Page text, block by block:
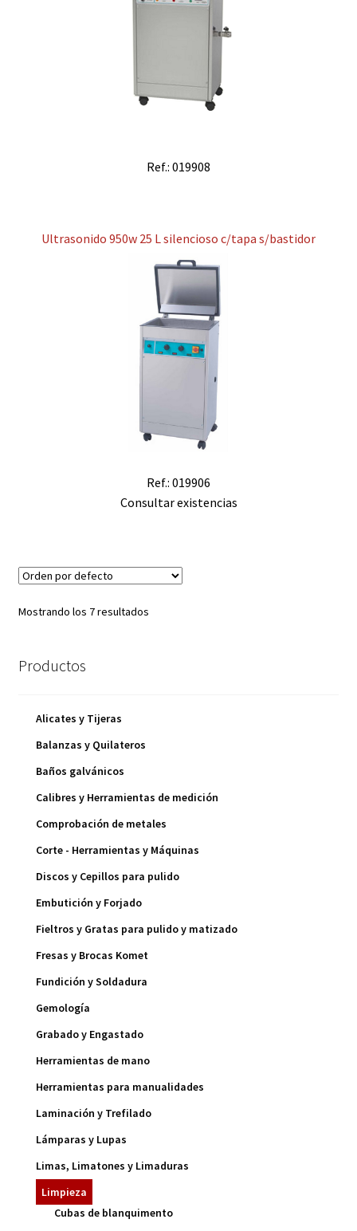
Ref.: 019908
Ultrasonido 950w 25 L silencioso c/tapa s/bastidor
Ref.: 019906
Consultar existencias
Mostrando los 7 resultados
Productos
Alicates y Tijeras
Balanzas y Quilateros
Baños galvánicos
Calibres y Herramientas de medición
Comprobación de metales
Corte - Herramientas y Máquinas
Discos y Cepillos para pulido
Embutición y Forjado
Fieltros y Gratas para pulido y matizado
Fresas y Brocas Komet
Fundición y Soldadura
Gemología
Grabado y Engastado
Herramientas de mano
Herramientas para manualidades
Laminación y Trefilado
Lámparas y Lupas
Limas, Limatones y Limaduras
Limpieza
Cubas de blanquimento